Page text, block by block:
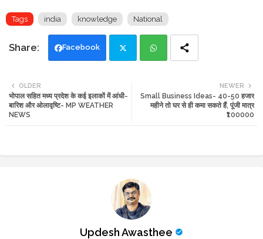
Tags india knowledge National
Facebook
tte ats
NEWER
Small Business Ideas- 40-50 हजार
महीने तो घर से ही कमा सकते हैं, पूंजी मात्र
₹100000
OLDER
भोपाल सहित मध्य प्रदेश के कई इलाकों में आंधी-
बारिश और ओलावृष्टि- MP WEATHER
NEWS
Updesh Awasthee